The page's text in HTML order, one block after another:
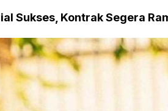
Sukses, Kontrak Segera